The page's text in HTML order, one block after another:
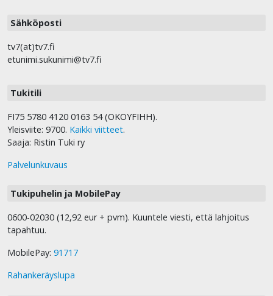
Sähköposti
tv7(at)tv7.fi
etunimi.sukunimi@tv7.fi
Tukitili
FI75 5780 4120 0163 54 (OKOYFIHH).
Yleisviite: 9700. Kaikki viitteet.
Saaja: Ristin Tuki ry
Palvelunkuvaus
Tukipuhelin ja MobilePay
0600-02030 (12,92 eur + pvm). Kuuntele viesti, että lahjoitus
tapahtuu.
MobilePay: 91717
Rahankeräyslupa